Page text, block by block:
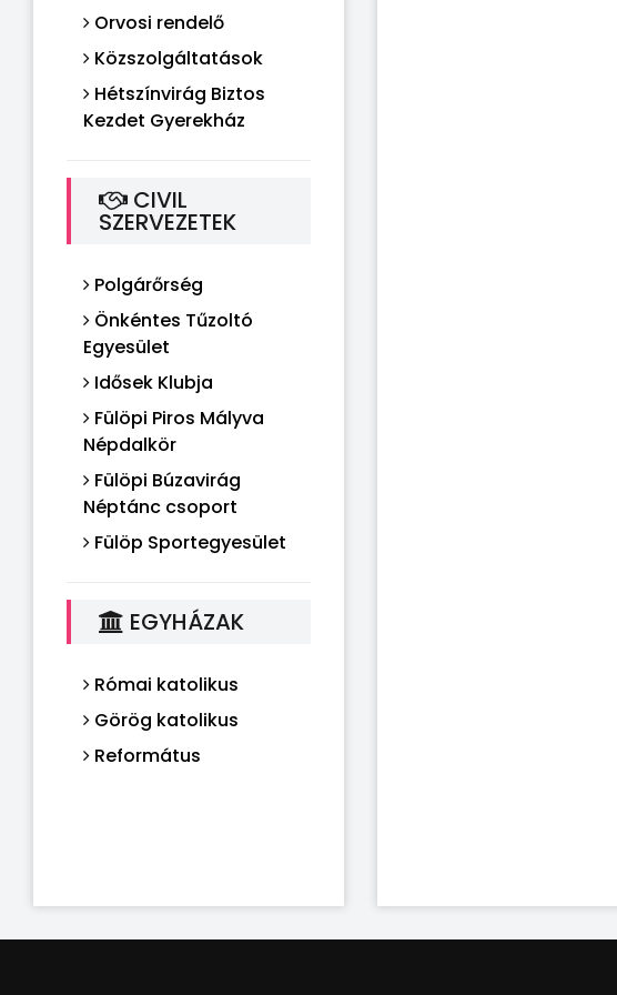
Orvosi rendelő
Közszolgáltatások
Hétszínvirág Biztos
Kezdet Gyerekház
CIVIL
SZERVEZETEK
Polgárőrség
Önkéntes Tűzoltó
Egyesület
Idősek Klubja
Fülöpi Piros Mályva
Népdalkör
Fülöpi Búzavirág
Néptánc csoport
Fülöp Sportegyesület
EGYHÁZAK
Római katolikus
Görög katolikus
Református